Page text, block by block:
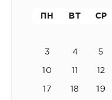
ПН ВТ СР
3 4 5
10 11 12
17 18 19